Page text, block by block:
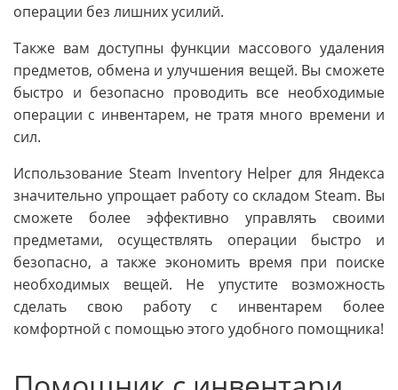
операции без лишних усилий.
Также вам доступны функции массового удаления
предметов, обмена и улучшения вещей. Вы сможете
быстро и безопасно проводить все необходимые
операции с инвентарем, не тратя много времени и
сил.
Использование Steam Inventory Helper для Яндекса
значительно упрощает работу со складом Steam. Вы
сможете более эффективно управлять своими
предметами, осуществлять операции быстро и
безопасно, а также экономить время при поиске
необходимых вещей. Не упустите возможность
сделать свою работу с инвентарем более
комфортной с помощью этого удобного помощника!